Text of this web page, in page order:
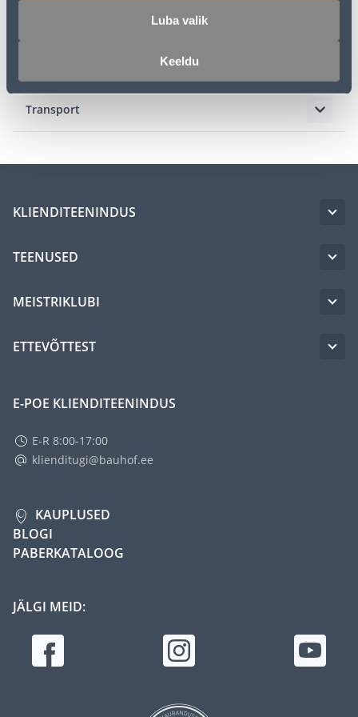
Luba valik
Keeldu
Transport
KLIENDITEENINDUS
TEENUSED
MEISTRIKLUBI
ETTEVÕTTEST
E-POE KLIENDITEENINDUS
E-R 8:00-17:00
klienditugi@bauhof.ee
KAUPLUSED
BLOGI
PABERKATALOOG
JÄLGI MEID: